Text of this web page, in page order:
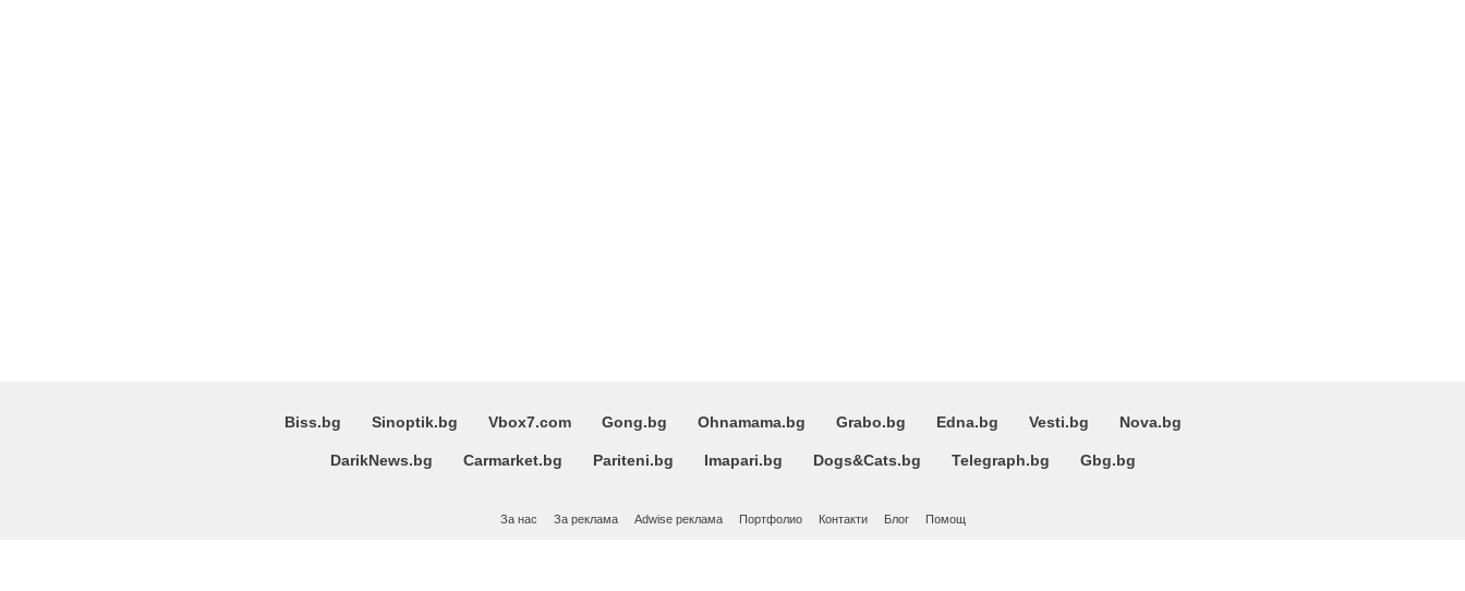
Biss.bg Sinoptik.bg Vbox7.com Gong.bg Ohnamama.bg Grabo.bg Edna.bg Vesti.bg Nova.bg
DarikNews.bg Carmarket.bg Pariteni.bg Imapari.bg Dogs&Cats.bg Telegraph.bg Gbg.bg
За нас За реклама Adwise реклама Портфолио Контакти Блог Помощ